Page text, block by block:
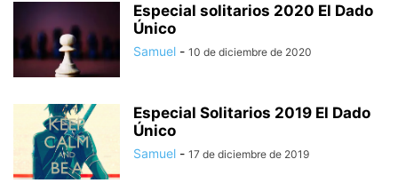
Especial solitarios 2020 El Dado
Único
Samuel - 10 de diciembre de 2020
Especial Solitarios 2019 El Dado
Único
Samuel - 17 de diciembre de 2019